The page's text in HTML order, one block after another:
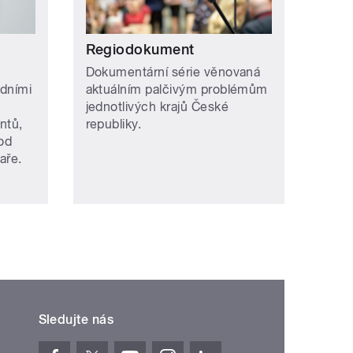
Regiodokument
Dokumentární série věnovaná
aktuálním palčivým problémům
jednotlivých krajů České
republiky.
Sledujte nás